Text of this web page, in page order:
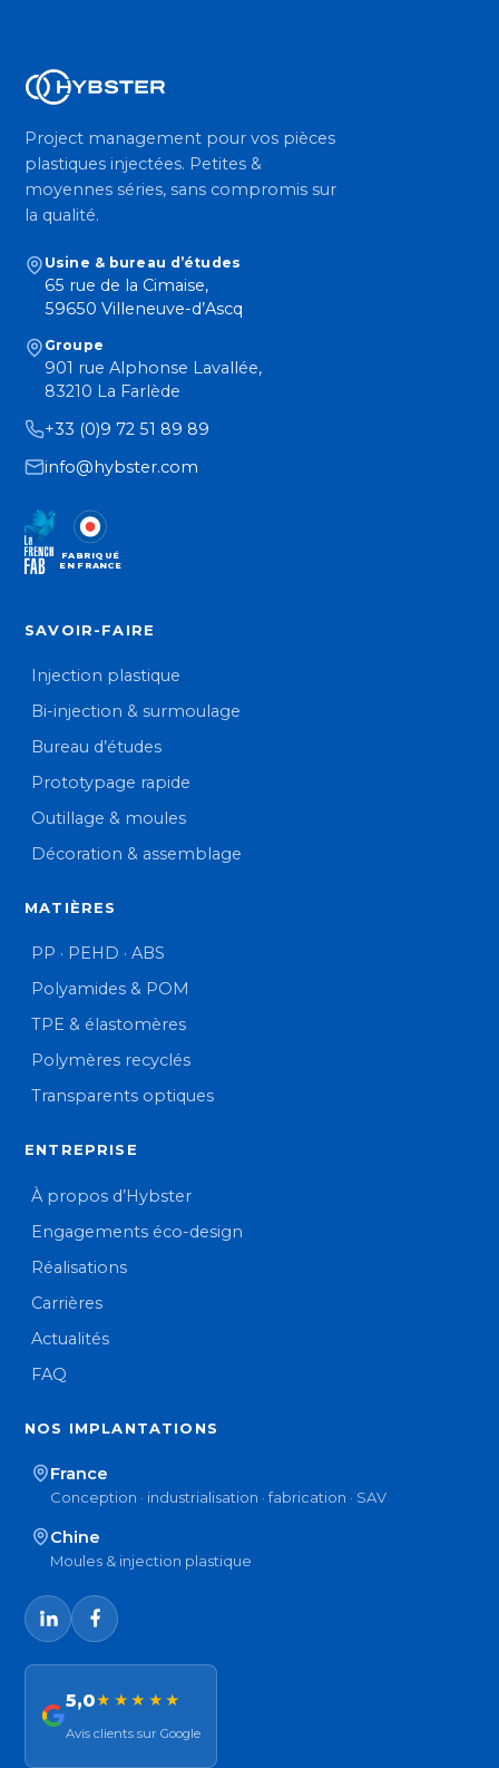
Project management pour vos pièces
plastiques injectées. Petites &
moyennes séries, sans compromis sur
la qualité.
Usine & bureau d’études
65 rue de la Cimaise,
59650 Villeneuve-d’Ascq
Groupe
901 rue Alphonse Lavallée,
83210 La Farlède
+33 (0)9 72 51 89 89
info@hybster.com
FABRIQUÉ
EN FRANCE
SAVOIR-FAIRE
Injection plastique
Bi-injection & surmoulage
Bureau d’études
Prototypage rapide
Outillage & moules
Décoration & assemblage
MATIÈRES
PP · PEHD · ABS
Polyamides & POM
TPE & élastomères
Polymères recyclés
Transparents optiques
ENTREPRISE
À propos d’Hybster
Engagements éco-design
Réalisations
Carrières
Actualités
FAQ
NOS IMPLANTATIONS
France
Conception · industrialisation · fabrication · SAV
Chine
Moules & injection plastique
5,0★★★★★
Avis clients sur Google